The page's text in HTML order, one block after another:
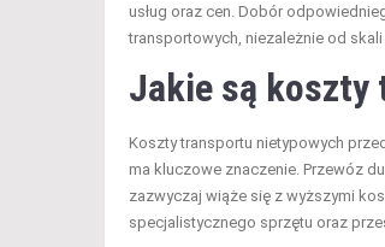
usług oraz cen. Dobór
transportowych, niezależnie od skali
Jakie są koszty
Koszty transportu nietypowych
ma kluczowe znaczenie. Przewóz
zazwyczaj wiąże się z wyższymi
specjalistycznego sprzętu oraz